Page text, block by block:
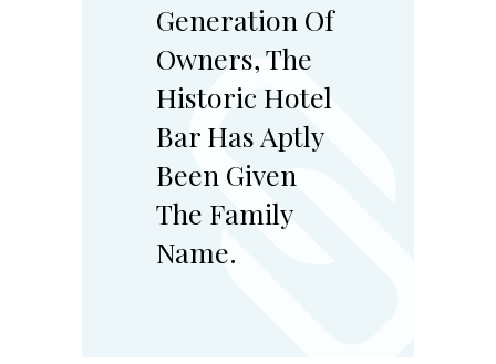
Generation Of
Owners, The
Historic Hotel
Bar Has Aptly
Been Given
The Family
Name.